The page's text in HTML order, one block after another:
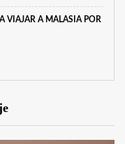
VIAJAR A MALASIA POR